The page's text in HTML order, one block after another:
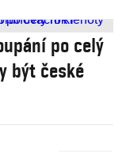
po celý
být české